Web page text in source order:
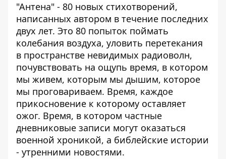
"Антена" - 80 новых стихотворений,
написанных автором в течение последних
двух лет. Это 80 попыток поймать
колебания воздуха, уловить перетекания
в пространстве невидимых радиоволн,
почувствовать на ощупь время, в котором
мы живем, которым мы дышим, которое
мы проговариваем. Время, каждое
прикосновение к которому оставляет
ожог. Время, в котором частные
дневниковые записи могут оказаться
военной хроникой, а библейские истории
- утренними новостями.